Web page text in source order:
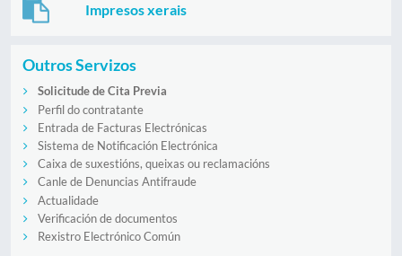
Impresos xerais
Outros Servizos
Solicitude de Cita Previa
Perfil do contratante
Entrada de Facturas Electrónicas
Sistema de Notificación Electrónica
Caixa de suxestións, queixas ou reclamacións
Canle de Denuncias Antifraude
Actualidade
Verificación de documentos
Rexistro Electrónico Común